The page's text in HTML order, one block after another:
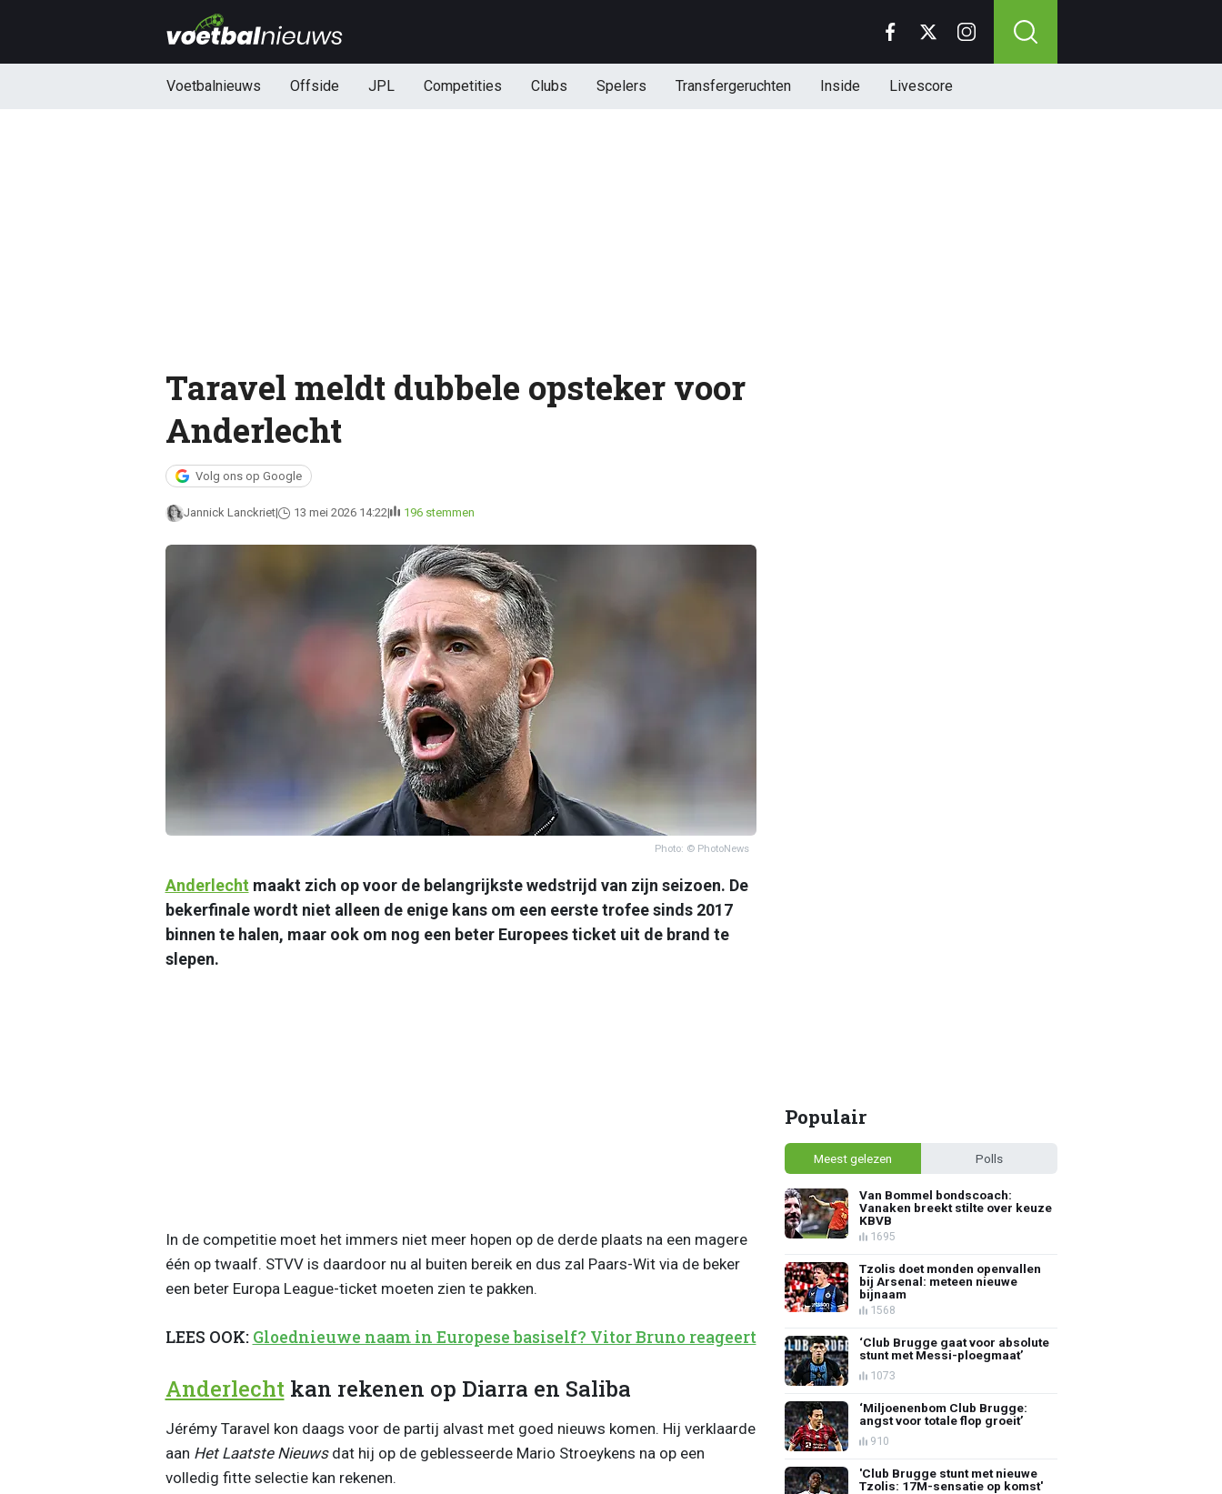
Voetbalnieuws Offside JPL Competities Clubs Spelers Transfergeruchten Inside Livescore
Taravel meldt dubbele opsteker voor
Anderlecht
Volg ons op Google
Jannick Lanckriet 13 mei 2026 14:22 196 stemmen
Photo: © PhotoNews
Anderlecht maakt zich op voor de belangrijkste wedstrijd van zijn seizoen. De
bekerfinale wordt niet alleen de enige kans om een eerste trofee sinds 2017
binnen te halen, maar ook om nog een beter Europees ticket uit de brand te
slepen.
In de competitie moet het immers niet meer hopen op de derde plaats na een magere
één op twaalf. STVV is daardoor nu al buiten bereik en dus zal Paars-Wit via de beker
een beter Europa League-ticket moeten zien te pakken.
LEES OOK: Gloednieuwe naam in Europese basiself? Vitor Bruno reageert
Anderlechtkan rekenen op Diarra en Saliba
Jérémy Taravel kon daags voor de partij alvast met goed nieuws komen. Hij verklaarde
aan Het Laatste Nieuwsdat hij op de geblesseerde Mario Stroeykens na op een
volledig fitte selectie kan rekenen.
Populair
Meest gelezen Polls
Van Bommel bondscoach:
Vanaken breekt stilte over keuze
KBVB
1695
Tzolis doet monden openvallen
bij Arsenal: meteen nieuwe
bijnaam
1568
‘Club Brugge gaat voor absolute
stunt met Messi-ploegmaat’
1073
‘Miljoenenbom Club Brugge:
angst voor totale flop groeit’
910
'Club Brugge stunt met nieuwe
Tzolis: 17M-sensatie op komst'